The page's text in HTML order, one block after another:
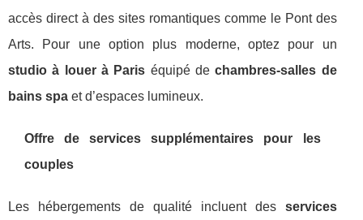
accès direct à des sites romantiques comme le Pont des
Arts. Pour une option plus moderne, optez pour un
studio à louer à Paris équipé dechambres-salles de
bains spa et d’espaces lumineux.
Offre de services supplémentaires pour les
couples
Les hébergements de qualité incluent des services